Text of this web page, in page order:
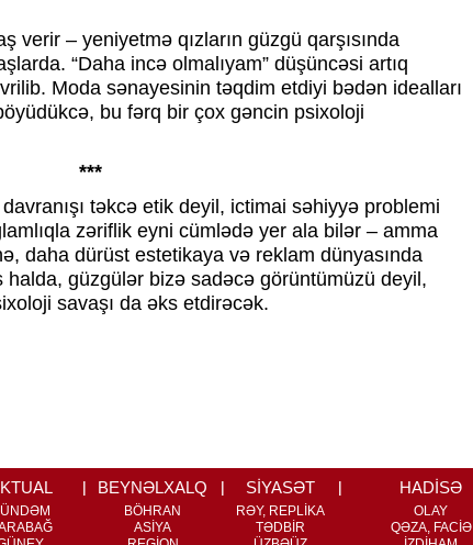
– yeniyetmə qızların güzgü qarşısında
“Daha incə olmalıyam” düşüncəsi artıq
Moda sənayesinin təqdim etdiyi bədən idealları
bu fərq bir çox gəncin psixoloji
***
təkcə etik deyil, ictimai səhiyyə problemi
zəriflik eyni cümlədə yer ala bilər – amma
daha dürüst estetikaya və reklam dünyasında
güzgülər bizə sadəcə görüntümüzü deyil,
savaşı da əks etdirəcək.
BEYNƏLXALQ
BÖHRAN
ASİYA
SİYASƏT
RƏY, REPLİKA
TƏDBİR
HADİSƏ
OLAY
QƏZA, FACİƏ